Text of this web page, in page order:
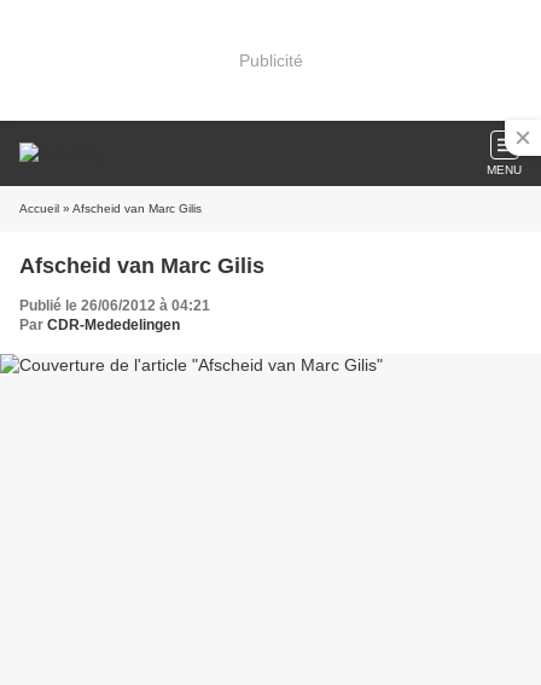
Publicité
MENU
Accueil » Afscheid van Marc Gilis
Afscheid van Marc Gilis
Publié le 26/06/2012 à 04:21
Par CDR-Mededelingen